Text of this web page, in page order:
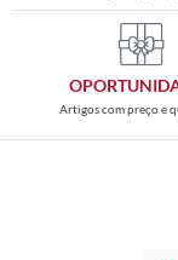
Artigos com preço e